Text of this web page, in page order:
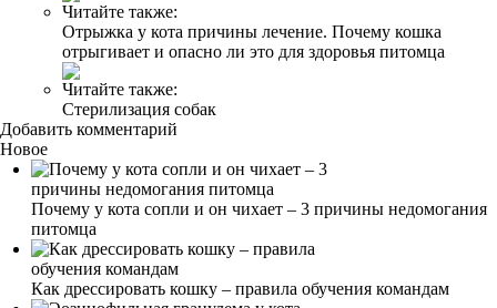
Читайте также:
Отрыжка у кота причины лечение. Почему кошка
отрыгивает и опасно ли это для здоровья питомца
Читайте также:
Стерилизация собак
Добавить комментарий
Новое
Почему у кота сопли и он чихает – 3 причины недомогания
питомца
Как дрессировать кошку – правила обучения командам